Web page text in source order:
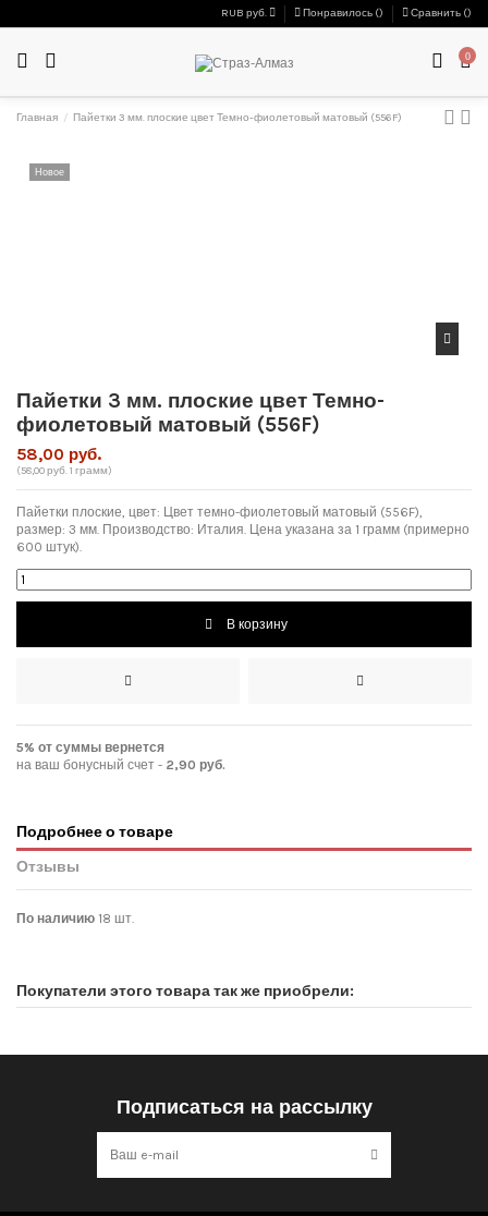
RUB руб. Понравилось () Сравнить ()
0
Главная Пайетки 3 мм. плоские цвет Темно-фиолетовый матовый (556F)
Новое
Пайетки 3 мм. плоские цвет Темно-
фиолетовый матовый (556F)
58,00 руб.
(58,00 руб. 1 грамм)
Пайетки плоские, цвет: Цвет темно-фиолетовый матовый (556F),
размер: 3 мм. Производство: Италия. Цена указана за 1 грамм (примерно
600 штук).
В корзину
5% от суммы вернется
на ваш бонусный счет - 2,90 руб.
Подробнее о товаре
Отзывы
По наличию 18 шт.
Покупатели этого товара так же приобрели:
Подписаться на рассылку